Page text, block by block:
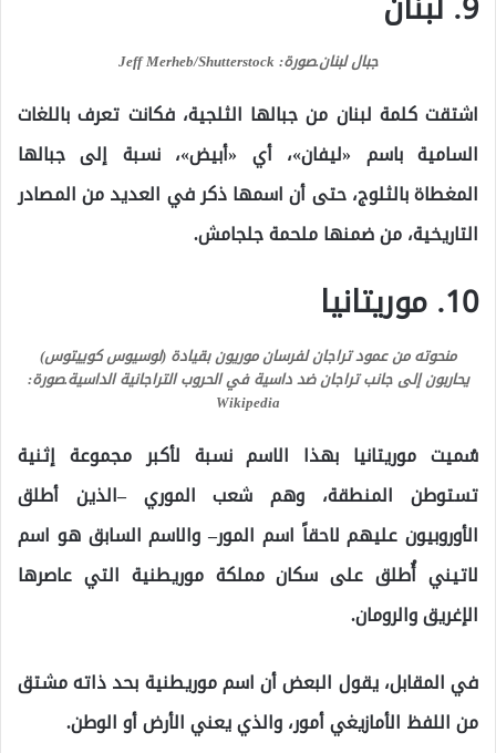
جبال لبنان.صورة: Jeff Merheb/Shutterstock
اشتقت كلمة لبنان من جبالها الثلجية، فكانت تعرف باللغات
السامية باسم «ليفان»، أي «أبيض»، نسبة إلى جبالها
المغطاة بالثلوج، حتى أن اسمها ذكر في العديد من المصادر
التاريخية، من ضمنها ملحمة جلجامش.
10. موريتانيا
منحوته من عمود تراجان لفرسان موريون بقيادة (لوسيوس كوييتوس)
يحاربون إلى جانب تراجان ضد داسية في الحروب التراجانية الداسية.صورة:
Wikipedia
سُميت موريتانيا بهذا الاسم نسبة لأكبر مجموعة إثنية
تستوطن المنطقة، وهم شعب الموري –الذين أطلق
الأوروبيون عليهم لاحقاً اسم المور– والاسم السابق هو اسم
لاتيني أُطلق على سكان مملكة موريطنية التي عاصرها
الإغريق والرومان.
في المقابل، يقول البعض أن اسم موريطنية بحد ذاته مشتق
من اللفظ الأمازيغي أمور، والذي يعني الأرض أو الوطن.